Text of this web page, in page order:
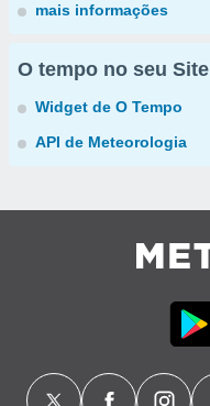
mais informações
O tempo no seu Site
Widget de O Tempo
API de Meteorologia